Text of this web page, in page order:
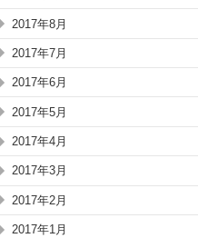
2017年8月
2017年7月
2017年6月
2017年5月
2017年4月
2017年3月
2017年2月
2017年1月